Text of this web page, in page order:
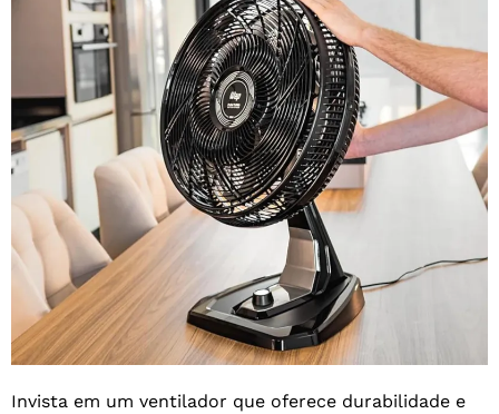
Invista em um ventilador que oferece durabilidade e